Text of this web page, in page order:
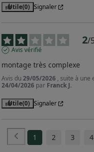
Utile(0) Signaler
2/
Avis vérifié
montage très complexe
Avis du29/05/2026 , suite à une
24/04/2026 par Franck J.
Utile(0) Signaler
1 2 3 4